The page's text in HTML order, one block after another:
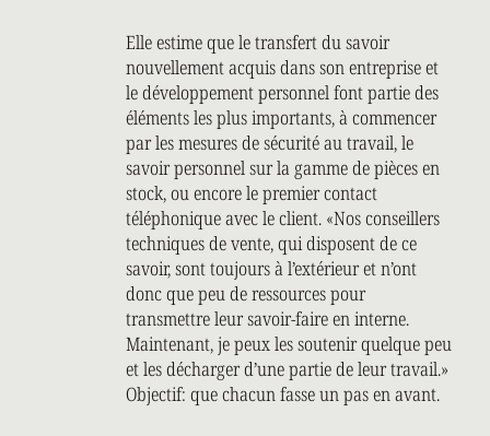
Elle estime que le transfert du savoir
nouvellement acquis dans son entreprise et
le développement personnel font partie des
éléments les plus importants, à commencer
par les mesures de sécurité au travail, le
savoir personnel sur la gamme de pièces en
stock, ou encore le premier contact
téléphonique avec le client. «Nos conseillers
techniques de vente, qui disposent de ce
savoir, sont toujours à l’extérieur et n’ont
donc que peu de ressources pour
transmettre leur savoir-faire en interne.
Maintenant, je peux les soutenir quelque peu
et les décharger d’une partie de leur travail.»
Objectif: que chacun fasse un pas en avant.